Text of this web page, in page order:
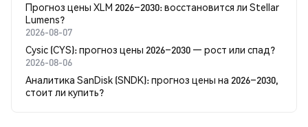
Прогноз цены XLM 2026–2030: восстановится ли Stellar
Lumens?
2026-08-07
Cysic (CYS): прогноз цены 2026–2030 — рост или спад?
2026-08-06
Аналитика SanDisk (SNDK): прогноз цены на 2026–2030,
стоит ли купить?